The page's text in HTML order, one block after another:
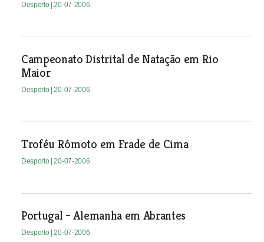
Desporto | 20-07-2006
Campeonato Distrital de Natação em Rio
Maior
Desporto | 20-07-2006
Troféu Rómoto em Frade de Cima
Desporto | 20-07-2006
Portugal – Alemanha em Abrantes
Desporto | 20-07-2006